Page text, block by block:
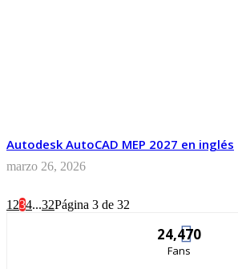
Autodesk AutoCAD MEP 2027 en inglés
marzo 26, 2026
1 234...32Página 3 de 32
24,470
Fans